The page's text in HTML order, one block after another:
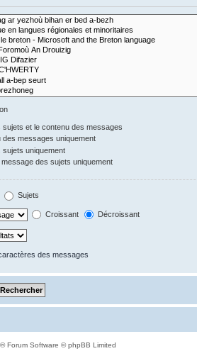
sujets et le contenu des messages
des messages uniquement
sujets uniquement
message des sujets uniquement
Sujets
Croissant Décroissant
des messages
® Forum Software © phpBB Limited